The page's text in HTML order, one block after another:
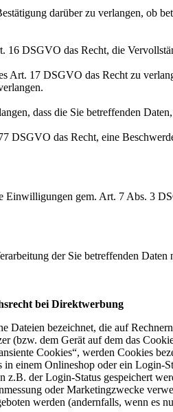
darüber zu verlangen, ob
16 DSGVO das Recht, die
Art. 17 DSGVO das Recht zu
dass die Sie betreffenden
DSGVO das Recht, eine
Einwilligungen gem. Art. 7 Abs. 3
der Sie betreffenden
bei Direktwerbung
Dateien bezeichnet, die auf
(bzw. dem Gerät auf dem das
Cookies“, werden Cookies
in einem Onlineshop oder ein Login-
z.B. der Login-Status gespeichert
oder Marketingzwecke
werden (andernfalls, wenn es